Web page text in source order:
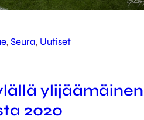
, Seura, Uutiset
ylijäämäinen
2020